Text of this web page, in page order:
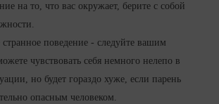
на то, что вас окружает, берите с собой
странное поведение - следуйте вашим
чувствовать себя немного нелепо в
но будет гораздо хуже, если парень
опасным человеком.